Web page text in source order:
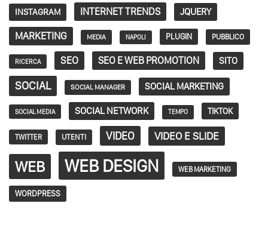
INSTAGRAM INTERNET TRENDS JQUERY
MARKETING MEDIA NAPOLI PLUGIN PUBBLICO
RICERCA SEO SEO E WEB PROMOTION SITO
SOCIAL SOCIAL MANAGER SOCIAL MARKETING
SOCIAL MEDIA SOCIAL NETWORK TEMPO TIKTOK
TWITTER UTENTI VIDEO VIDEO E SLIDE
WEB WEB DESIGN WEB MARKETING
WORDPRESS